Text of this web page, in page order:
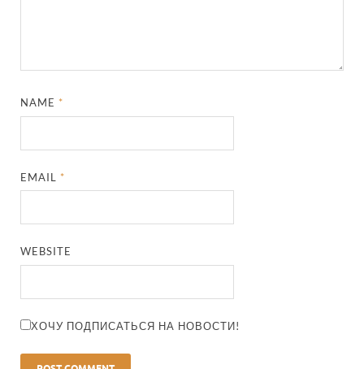
NAME *
EMAIL *
WEBSITE
ХОЧУ ПОДПИСАТЬСЯ НА НОВОСТИ!